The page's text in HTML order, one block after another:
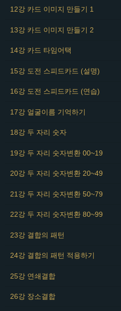
12강 카드 이미지 만들기 1
13강 카드 이미지 만들기 2
14강 카드 타임어택
15강 도전 스피드카드 (설명)
16강 도전 스피드카드 (연습)
17강 얼굴이름 기억하기
18강 두 자리 숫자
19강 두 자리 숫자변환 00~19
20강 두 자리 숫자변환 20~49
21강 두 자리 숫자변환 50~79
22강 두 자리 숫자변환 80~99
23강 결합의 패턴
24강 결합의 패턴 적용하기
25강 연쇄결합
26강 장소결합